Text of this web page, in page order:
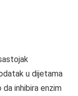
u dijetama
inhibira enzim